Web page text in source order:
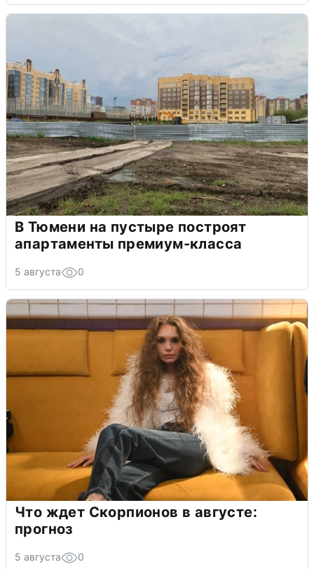
В Тюмени на пустыре построят
апартаменты премиум-класса
5 августа 0
Что ждет Скорпионов в августе:
прогноз
5 августа 0